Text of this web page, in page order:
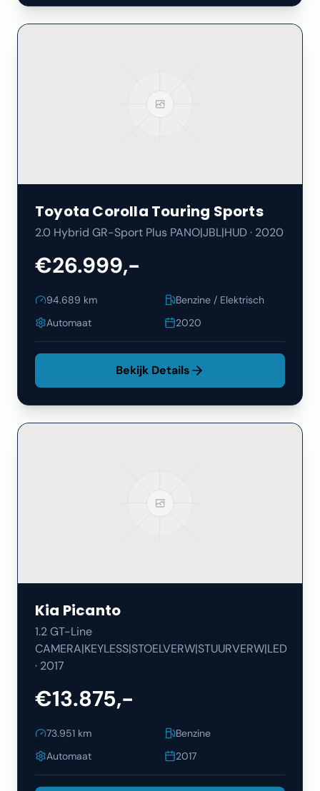
Toyota Corolla Touring Sports
2.0 Hybrid GR-Sport Plus PANO|JBL|HUD· 2020
€26.999,-
94.689 km
Benzine / Elektrisch
Automaat
2020
Bekijk Details
Kia Picanto
1.2 GT-Line
CAMERA|KEYLESS|STOELVERW|STUURVERW|LED
· 2017
€13.875,-
73.951 km
Benzine
Automaat
2017